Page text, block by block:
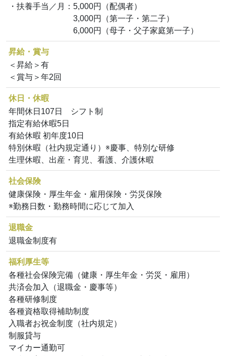
・扶養手当／月：5,000円（配偶者）
3,000円（第一子・第二子）
6,000円（母子・父子家庭第一子）
昇給・賞与
＜昇給＞有
＜賞与＞年2回
休日・休暇
年間休日107日 シフト制
指定有給休暇5日
有給休暇 初年度10日
特別休暇（社内規定通り）※慶事、特別な研修
生理休暇、出産・育児、看護、介護休暇
社会保険
健康保険・厚生年金・雇用保険・労災保険
※勤務日数・勤務時間に応じて加入
退職金
退職金制度有
福利厚生等
各種社会保険完備（健康・厚生年金・労災・雇用）
共済会加入（退職金・慶事等）
各種研修制度
各種資格取得補助制度
入職者お祝金制度（社内規定）
制服貸与
マイカー通勤可